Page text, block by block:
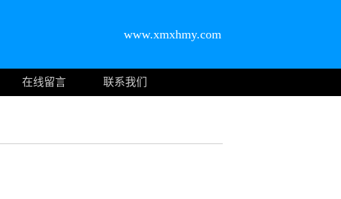
www.xmxhmy.com
在线留言
联系我们